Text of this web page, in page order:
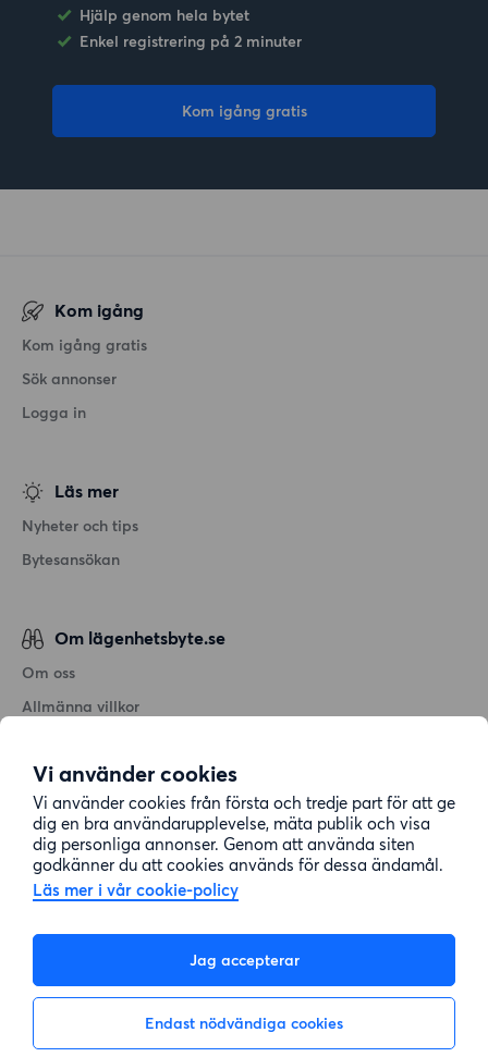
Vi använder cookies
Vi använder cookies från första och tredje part för att ge
dig en bra användarupplevelse, mäta publik och visa
dig personliga annonser. Genom att använda siten
godkänner du att cookies används för dessa ändamål.
Läs mer i vår cookie-policy
Jag accepterar
Endast nödvändiga cookies
Hjälp genom hela bytet
Enkel registrering på 2 minuter
Kom igång gratis
Kom igång
Kom igång gratis
Sök annonser
Logga in
Läs mer
Nyheter och tips
Bytesansökan
Om lägenhetsbyte.se
Om oss
Allmänna villkor
Cookiepolicy
Sitemap
Kundtjänst
08-22 00 90
E-post: